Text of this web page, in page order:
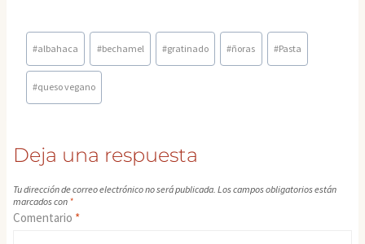
Etiquetas
de
la
#albahaca #bechamel #gratinado #ñoras #Pasta
#queso vegano
Deja una respuesta
Tu dirección de correo electrónico no será publicada. Los campos obligatorios están
marcados con *
Comentario *